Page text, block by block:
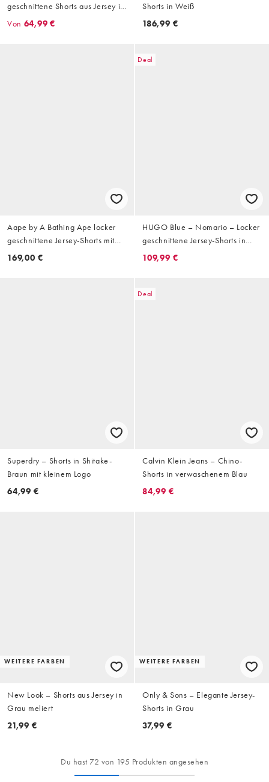
geschnittene Shorts aus Jersey in
Marineblau mit Flaggenlogo
Von 64,99 €
Shorts in Weiß
186,99 €
Aape by A Bathing Ape locker
geschnittene Jersey-Shorts mit
Motocross-Design in Schwarz mit
169,00 €
Deal
HUGO Blue – Nomario – Locker
geschnittene Jersey-Shorts in
Schwarz
109,99 €
Superdry – Shorts in Shitake-
Braun mit kleinem Logo
64,99 €
Deal
Calvin Klein Jeans – Chino-
Shorts in verwaschenem Blau
84,99 €
WEITERE FARBEN
New Look – Shorts aus Jersey in
Grau meliert
21,99 €
WEITERE FARBEN
Only & Sons – Elegante Jersey-
Shorts in Grau
37,99 €
Du hast 72 von 195 Produkten angesehen